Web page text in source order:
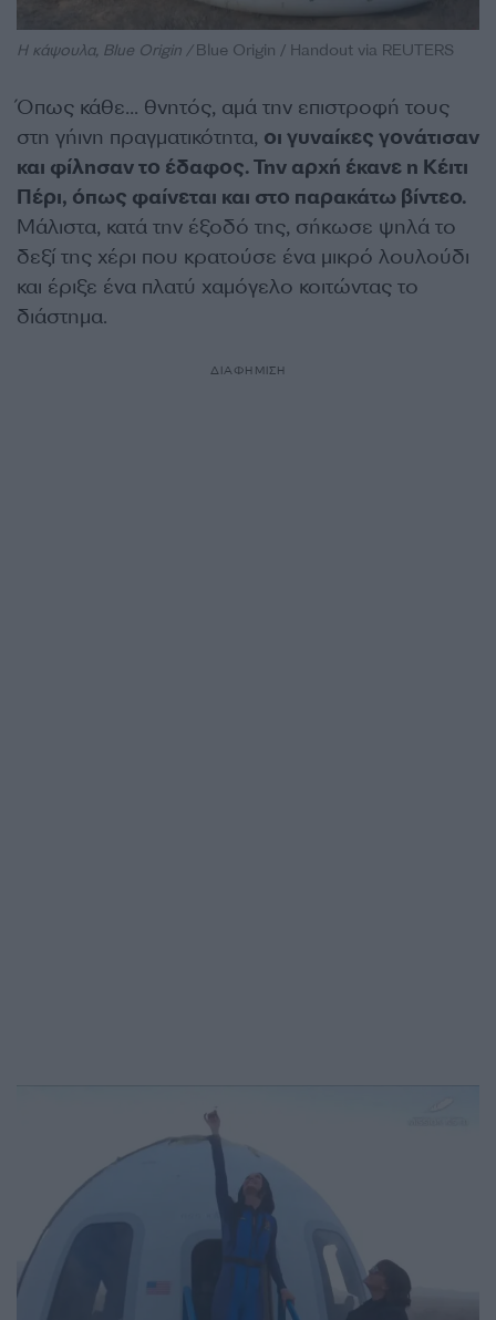
Η κάψουλα, Blue Origin /Blue Origin / Handout via REUTERS
Όπως κάθε… θνητός, αμά την επιστροφή τους
στη γήινη πραγματικότητα, οι γυναίκες γονάτισαν
και φίλησαν το έδαφος. Την αρχή έκανε η Κέιτι
Πέρι, όπως φαίνεται και στο παρακάτω βίντεο.
Μάλιστα, κατά την έξοδό της, σήκωσε ψηλά το
δεξί της χέρι που κρατούσε ένα μικρό λουλούδι
και έριξε ένα πλατύ χαμόγελο κοιτώντας το
διάστημα.
ΔΙΑΦΗΜΙΣΗ